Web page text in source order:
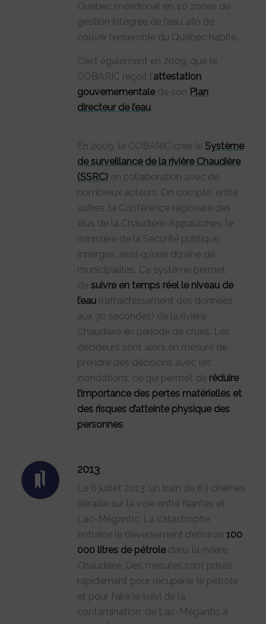
Québec méridional en 40 zones de
gestion intégrée de l’eau afin de
couvrir l’ensemble du Québec habité.
C’est également en 2009, que le
COBARIC reçoit l’attestation
gouvernementalede son Plan
directeur de l’eau.
En 2009, le COBARIC crée le Système
de surveillance de la rivière Chaudière
(SSRC)en collaboration avec de
nombreux acteurs. On compte, entre
autres, la Conférence régionale des
élus de la Chaudière-Appalaches, le
ministère de la Sécurité publique,
Innergex, ainsi qu’une dizaine de
municipalités. Ce système permet
de suivre en temps réel le niveau de
l’eau(rafraîchissement des données
aux 30 secondes) de la rivière
Chaudière en période de crues. Les
décideurs sont alors en mesure de
prendre des décisions avec les
inondations, ce qui permet de réduire
l’importance des pertes matérielles et
des risques d’atteinte physique des
personnes.
2013
Le 6 juillet 2013, un train de 63 citernes
déraille sur la voie entre Nantes et
Lac-Mégantic. La catastrophe
entraîne le déversement d’environ 100
000 litres de pétroledans la rivière
Chaudière. Des mesures sont prises
rapidement pour récupérer le pétrole
et pour faire le suivi de la
contamination, de Lac-Mégantic à